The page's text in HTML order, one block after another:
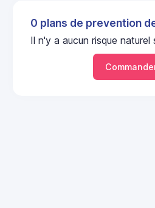
0 plans de prevention
Il n'y a aucun risque